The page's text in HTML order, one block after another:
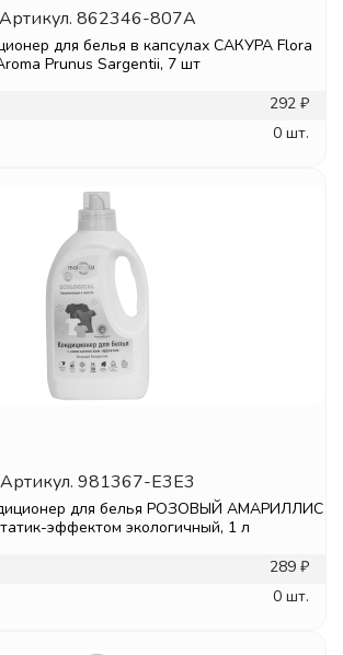
Артикул. 862346-807A
для белья в капсулах САКУРА Flora
Prunus Sargentii, 7 шт
292 ₽
0 шт.
Артикул. 981367-E3E3
для белья РОЗОВЫЙ АМАРИЛЛИС
эффектом экологичный, 1 л
289 ₽
0 шт.